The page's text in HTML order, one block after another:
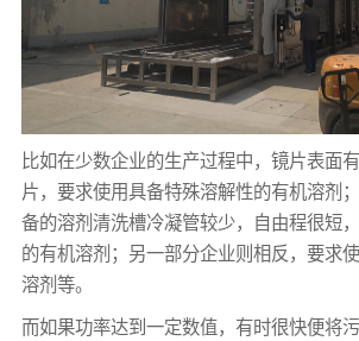
比如在少数企业的生产过程中，镜片表面
片，要求使用具备特殊溶解性的有机溶剂
备的溶剂清洗槽冷凝管较少，自由程很短
的有机溶剂；另一部分企业则相反，要求
溶剂等。
而如果功率达到一定数值，有时很快便将